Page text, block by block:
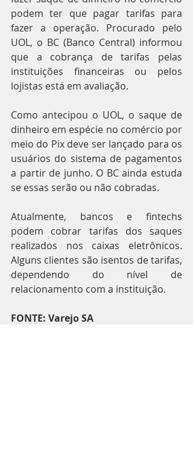
podem ter que pagar tarifas para
fazer a operação. Procurado pelo
UOL, o BC (Banco Central) informou
que a cobrança de tarifas pelas
instituições financeiras ou pelos
lojistas está em avaliação.
Como antecipou o UOL, o saque de
dinheiro em espécie no comércio por
meio do Pix deve ser lançado para os
usuários do sistema de pagamentos
a partir de junho. O BC ainda estuda
se essas serão ou não cobradas.
Atualmente, bancos e fintechs
podem cobrar tarifas dos saques
realizados nos caixas eletrônicos.
Alguns clientes são isentos de tarifas,
dependendo do nível de
relacionamento com a instituição.
FONTE: Varejo SA